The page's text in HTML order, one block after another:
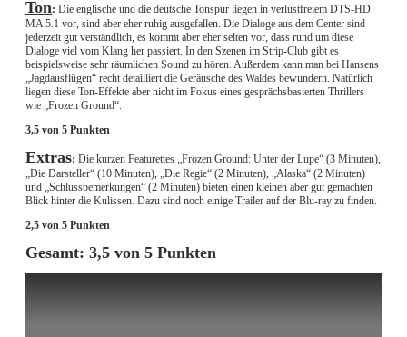
Ton: Die englische und die deutsche Tonspur liegen in verlustfreiem DTS-HD
MA 5.1 vor, sind aber eher ruhig ausgefallen. Die Dialoge aus dem Center sind
jederzeit gut verständlich, es kommt aber eher selten vor, dass rund um diese
Dialoge viel vom Klang her passiert. In den Szenen im Strip-Club gibt es
beispielsweise sehr räumlichen Sound zu hören. Außerdem kann man bei Hansens
„Jagdausflügen“ recht detailliert die Geräusche des Waldes bewundern. Natürlich
liegen diese Ton-Effekte aber nicht im Fokus eines gesprächsbasierten Thrillers
wie „Frozen Ground“.
3,5 von 5 Punkten
Extras: Die kurzen Featurettes „Frozen Ground: Unter der Lupe“ (3 Minuten),
„Die Darsteller“ (10 Minuten), „Die Regie“ (2 Minuten), „Alaska“ (2 Minuten)
und „Schlussbemerkungen“ (2 Minuten) bieten einen kleinen aber gut gemachten
Blick hinter die Kulissen. Dazu sind noch einige Trailer auf der Blu-ray zu finden.
2,5 von 5 Punkten
Gesamt: 3,5 von 5 Punkten